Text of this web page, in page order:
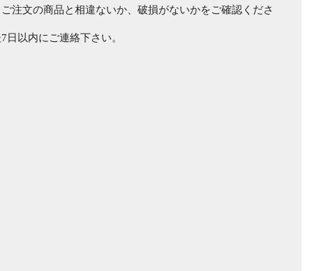
注文の商品と相違ないか、破損がないかをご確認くださ
以内にご連絡下さい。